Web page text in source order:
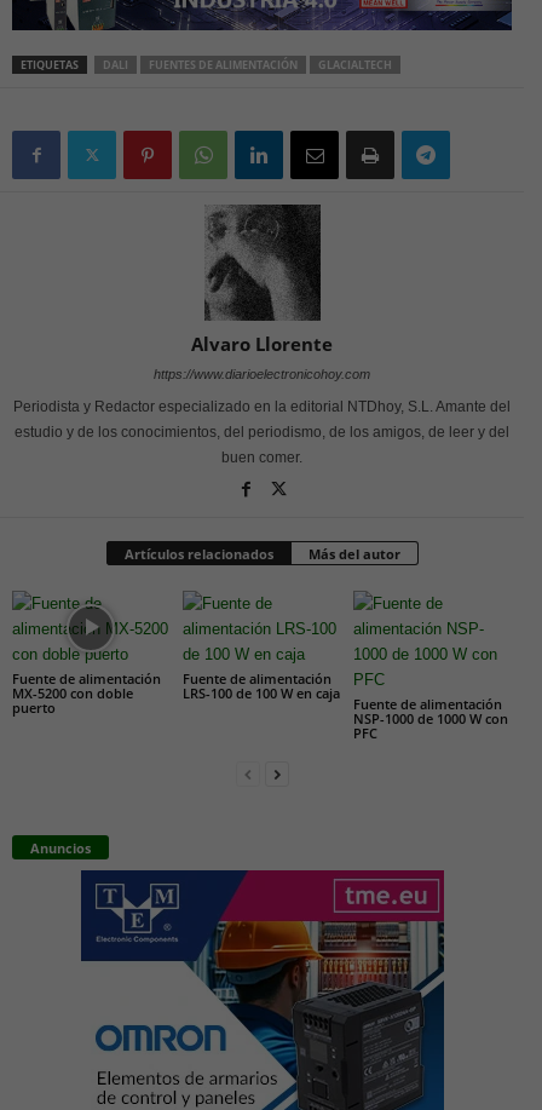
ETIQUETAS DALI FUENTES DE ALIMENTACIÓN GLACIALTECH
Alvaro Llorente
https://www.diarioelectronicohoy.com
Periodista y Redactor especializado en la editorial NTDhoy, S.L. Amante del
estudio y de los conocimientos, del periodismo, de los amigos, de leer y del
buen comer.
Artículos relacionados Más del autor
Fuente de alimentación
MX-5200 con doble
puerto
Fuente de alimentación
LRS-100 de 100 W en caja
Fuente de alimentación
NSP-1000 de 1000 W con
PFC
Anuncios